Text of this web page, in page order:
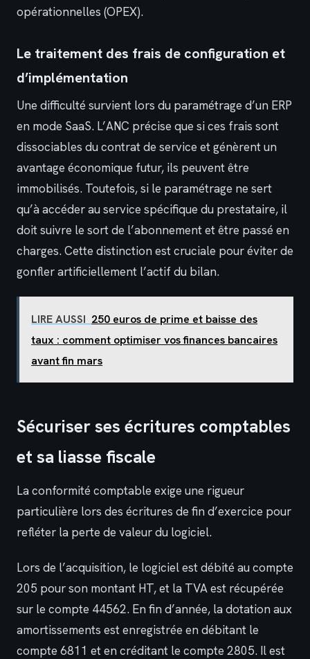
opérationnelles (OPEX).
Le traitement des frais de configuration et
d’implémentation
Une difficulté survient lors du paramétrage d’un ERP
en mode SaaS. L’ANC précise que si ces frais sont
dissociables du contrat de service et génèrent un
avantage économique futur, ils peuvent être
immobilisés. Toutefois, si le paramétrage ne sert
qu’à accéder au service spécifique du prestataire, il
doit suivre le sort de l’abonnement et être passé en
charges. Cette distinction est cruciale pour éviter de
gonfler artificiellement l’actif du bilan.
LIRE AUSSI 250 euros de prime et baisse des
taux : comment optimiser vos finances bancaires
avant fin mars
Sécuriser ses écritures comptables
et sa liasse fiscale
La conformité comptable exige une rigueur
particulière lors des écritures de fin d’exercice pour
refléter la perte de valeur du logiciel.
Lors de l’acquisition, le logiciel est débité au compte
205 pour son montant HT, et la TVA est récupérée
sur le compte 44562. En fin d’année, la dotation aux
amortissements est enregistrée en débitant le
compte 6811 et en créditant le compte 2805. Il est